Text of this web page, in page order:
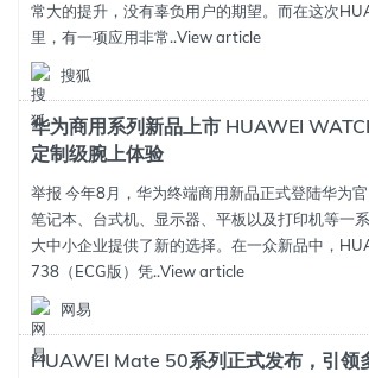
常大的提升，没有辜负用户的期望。而在这次
里，有一项应用非常..View article
搜狐
华为商用系列新品上市 HUAWEI
定制级腕上体验
举报 今年8月，华为终端商用新品正式登陆华为
笔记本、台式机、显示器、平板以及打印机等一
大中小企业提供了新的选择。在一众新品中，
738（ECG版）凭..View article
网易
HUAWEI Mate 50系列正式发布，引领